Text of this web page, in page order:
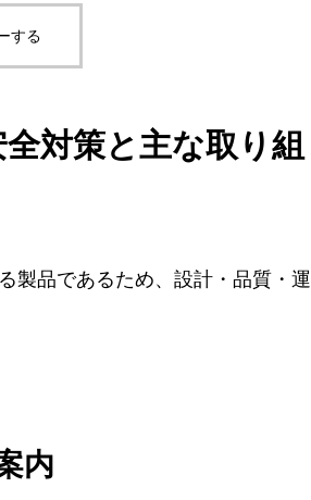
する
対策と主な取り組
製品であるため、設計・品質・運
内